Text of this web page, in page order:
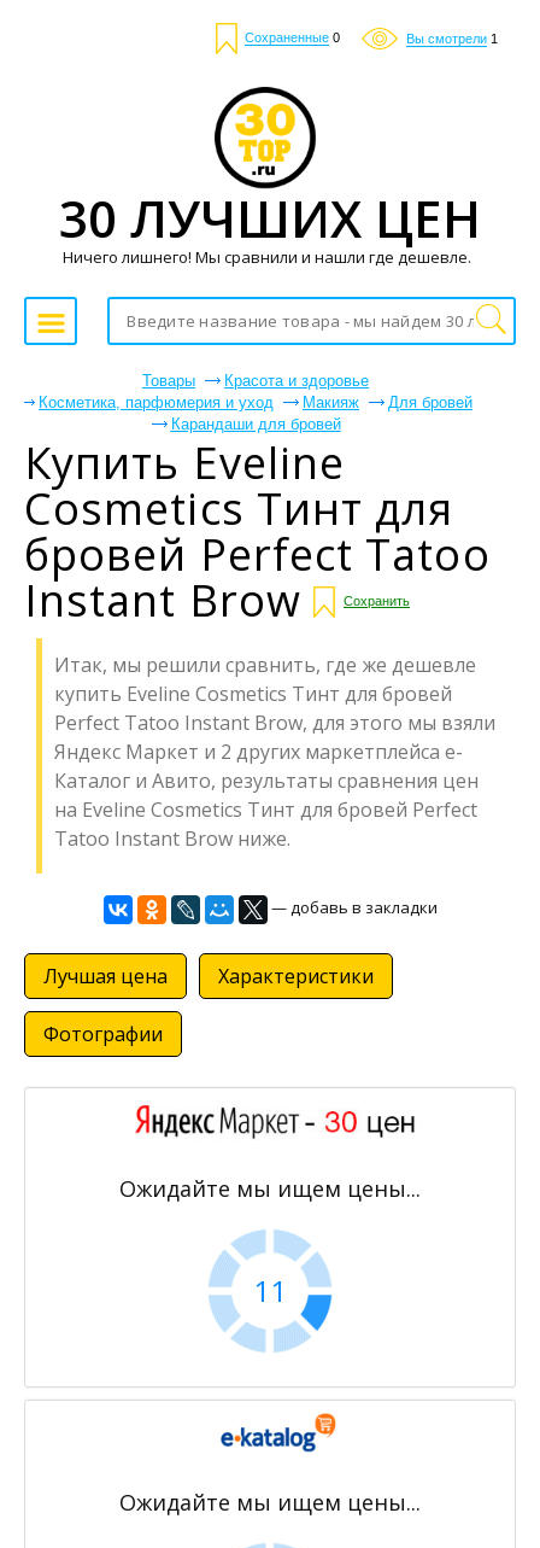
Сохраненные 0 Вы смотрели 1
Товары
Красота и здоровье
Косметика, парфюмерия и уход
Макияж
Для бровей
Карандаши для бровей
Купить Eveline
Cosmetics Тинт для
бровей Perfect Tatoo
Instant Brow Сохранить
Итак, мы решили сравнить, где же дешевле
купить Eveline Cosmetics Тинт для бровей
Perfect Tatoo Instant Brow, для этого мы взяли
Яндекс Маркет и 2 других маркетплейса е-
Каталог и Авито, результаты сравнения цен
на Eveline Cosmetics Тинт для бровей Perfect
Tatoo Instant Brow ниже.
— добавь в закладки
Лучшая цена Характеристики
Фотографии
Ожидайте мы ищем цены...
10
Ожидайте мы ищем цены...
30 ЛУЧШИХ ЦЕН
Ничего лишнего! Мы сравнили и нашли где дешевле.